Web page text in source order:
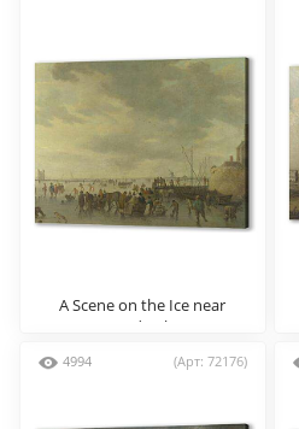
A Scene on the Ice near
Dordrecht
4994 (Арт: 72176)